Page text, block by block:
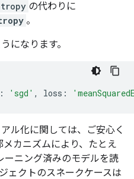
の代わりに
。
になります。
: 'sgd' , loss :
ル化に関しては、ご安心く
カニズムにより、たとえ
ーニング済みのモデルを読
ェクトのスネークケースは